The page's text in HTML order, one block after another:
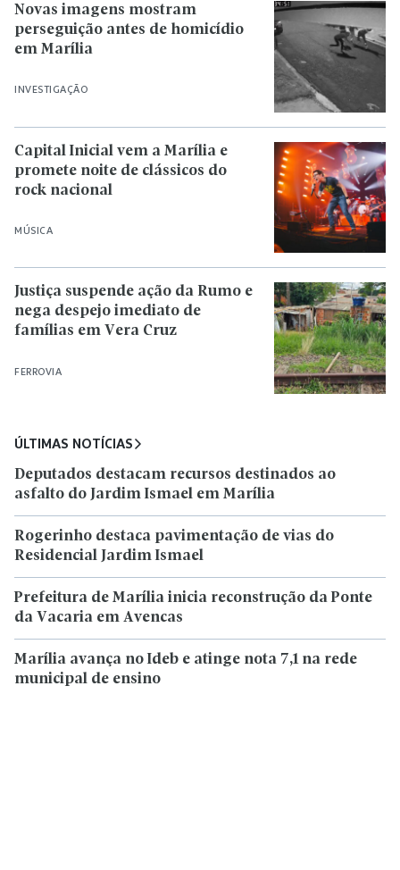
INVESTIGAÇÃO
Novas imagens mostram
perseguição antes de homicídio
em Marília
MÚSICA
Capital Inicial vem a Marília e
promete noite de clássicos do
rock nacional
FERROVIA
Justiça suspende ação da Rumo e
nega despejo imediato de
famílias em Vera Cruz
ÚLTIMAS NOTÍCIAS
Deputados destacam recursos destinados ao
asfalto do Jardim Ismael em Marília
Rogerinho destaca pavimentação de vias do
Residencial Jardim Ismael
Prefeitura de Marília inicia reconstrução da Ponte
da Vacaria em Avencas
Marília avança no Ideb e atinge nota 7,1 na rede
municipal de ensino